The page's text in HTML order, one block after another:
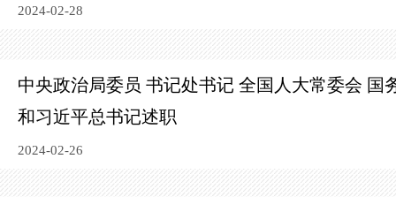
2024-02-28
中央政治局委员 书记处书记 全国人大常委会 国
和习近平总书记述职
2024-02-26